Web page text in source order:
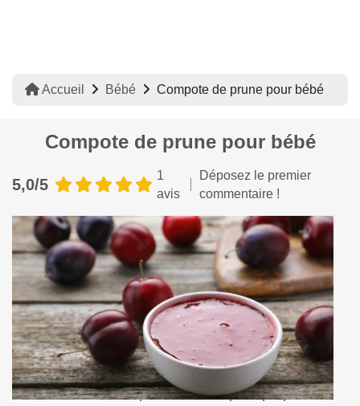
Accueil Bébé Compote de prune pour bébé
Compote de prune pour bébé
5,0/5
1
avis
Déposez le premier
commentaire !
Favorisez vos compotes maison pour préparer